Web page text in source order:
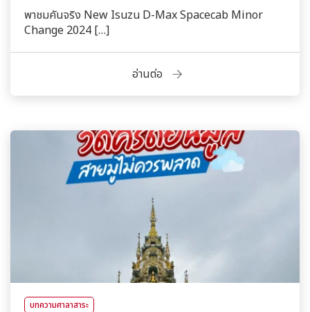
พาชมคันจริง New Isuzu D-Max Spacecab Minor
Change 2024 […]
อ่านต่อ
บทความศาลาสาระ